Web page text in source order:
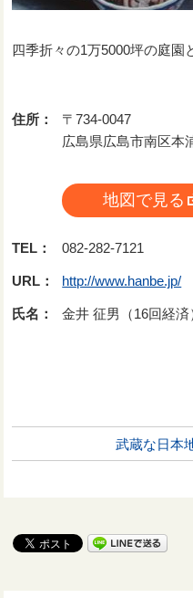
四季折々の1万5000坪の庭園
住所：
〒734-0047
広島県広島市南区本
地図で見る
TEL： 082-282-7121
URL： http://www.hanbe.jp/
氏名： 金井 征男（16回経済
武蔵な日本